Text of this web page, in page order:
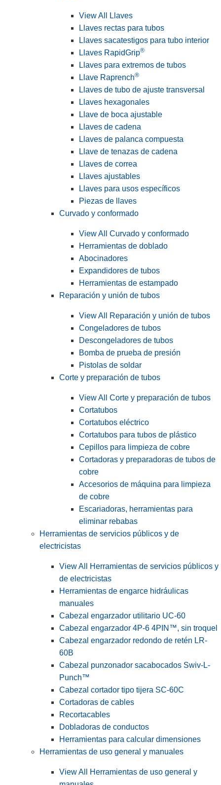
View All Llaves
Llaves rectas para tubos
Llaves sacatestigos para tubo interior
Llaves RapidGrip®
Llaves para extremos de tubos
Llave Raprench®
Llaves de tubo de ajuste transversal
Llaves hexagonales
Llave de boca ajustable
Llaves de cadena
Llaves de palanca compuesta
Llave de tenazas de cadena
Llaves de correa
Llaves ajustables
Llaves para usos específicos
Piezas de llaves
Curvado y conformado
View All Curvado y conformado
Herramientas de doblado
Abocinadores
Expandidores de tubos
Herramientas de estampado
Reparación y unión de tubos
View All Reparación y unión de tubos
Congeladores de tubos
Descongeladores de tubos
Bomba de prueba de presión
Pistolas de soldar
Corte y preparación de tubos
View All Corte y preparación de tubos
Cortatubos
Cortatubos eléctrico
Cortatubos para tubos de plástico
Cepillos para limpieza de cobre
Cortadoras y preparadoras de tubos de
cobre
Accesorios de máquina para limpieza
de cobre
Escariadoras, herramientas para
eliminar rebabas
Herramientas de servicios públicos y de
electricistas
View All Herramientas de servicios públicos y
de electricistas
Herramientas de engarce hidráulicas
manuales
Cabezal engarzador utilitario UC-60
Cabezal engarzador 4P-6 4PIN™, sin troquel
Cabezal engarzador redondo de retén LR-
60B
Cabezal punzonador sacabocados Swiv-L-
Punch™
Cabezal cortador tipo tijera SC-60C
Cortadoras de cables
Recortacables
Dobladoras de conductos
Herramientas para calcular dimensiones
Herramientas de uso general y manuales
View All Herramientas de uso general y